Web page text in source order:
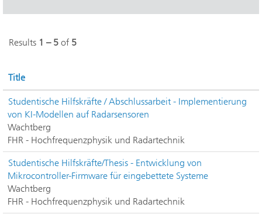
Results 1 – 5 of 5
Title
Studentische Hilfskräfte / Abschlussarbeit - Implementierung
von KI-Modellen auf Radarsensoren
Wachtberg
FHR - Hochfrequenzphysik und Radartechnik
Studentische Hilfskräfte/Thesis - Entwicklung von
Mikrocontroller-Firmware für eingebettete Systeme
Wachtberg
FHR - Hochfrequenzphysik und Radartechnik